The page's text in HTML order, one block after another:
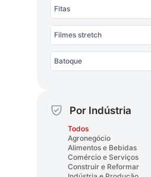
Fitas
Filmes stretch
Batoque
Por Indústria
Agronegócio
Alimentos e Bebidas
Comércio e Serviços
Construir e Reformar
Todos